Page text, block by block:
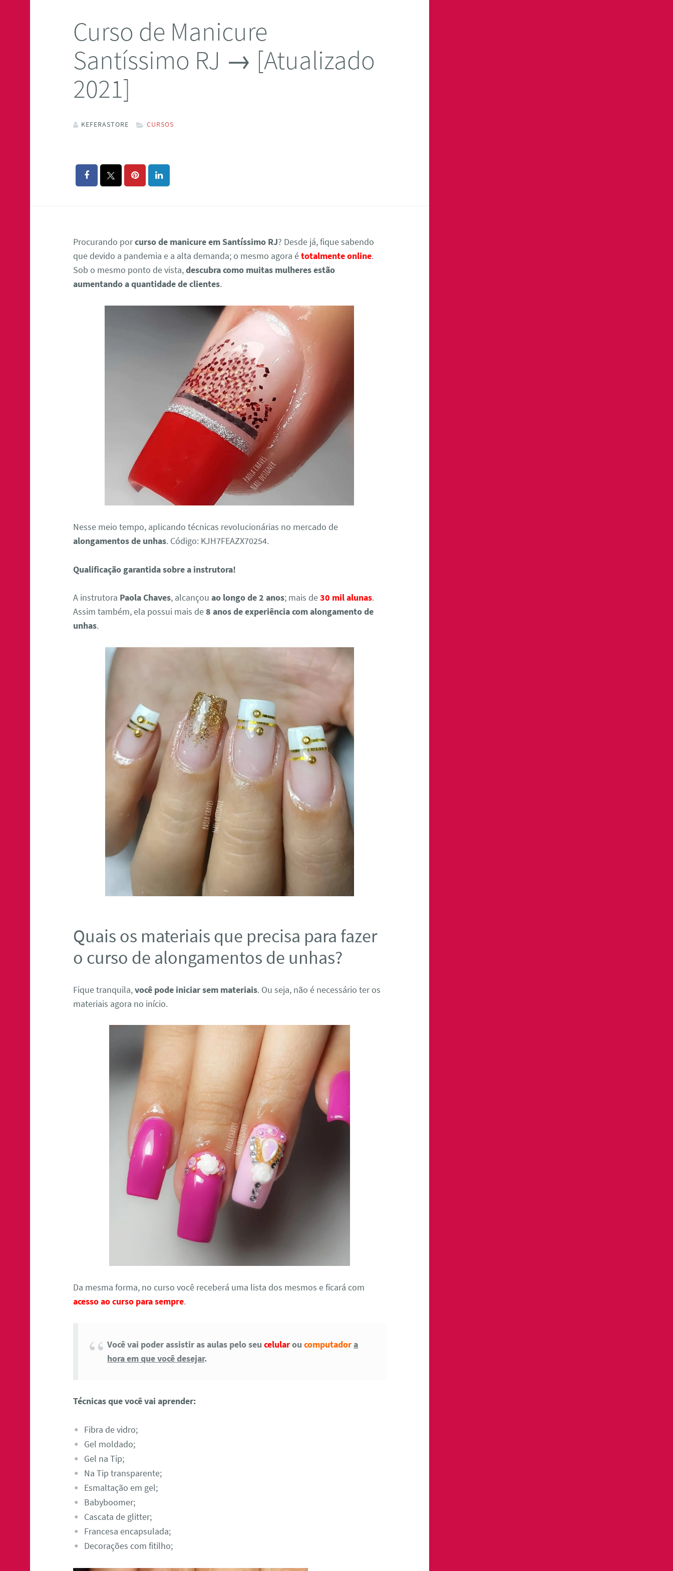
Curso de Manicure
Santíssimo RJ → [Atualizado
2021]
KEFERASTORE CURSOS
Procurando porcurso de manicure em Santíssimo RJ? Desde já, fique sabendo
que devido a pandemia e a alta demanda; o mesmo agora étotalmente online.
Sob o mesmo ponto de vista,descubra como muitas mulheres estão
aumentando a quantidade de clientes.
Nesse meio tempo, aplicando técnicas revolucionárias no mercado de
alongamentos de unhas. Código: KJH7FEAZX70254.
Qualificação garantida sobre a instrutora!
A instrutora Paola Chaves, alcançouao longo de 2 anos; mais de30 mil alunas.
Assim também, ela possui mais de8 anos de experiência com alongamento de
unhas.
Quais os materiais que precisa para fazer
o curso de alongamentos de unhas?
Fique tranquila,você pode iniciar sem materiais. Ou seja, não é necessário ter os
materiais agora no início.
Da mesma forma, no curso você receberá uma lista dos mesmos e ficará com
acesso ao curso para sempre.
Você vai poder assistir as aulas pelo seu celularou computadora
hora em que você desejar.
Técnicas que você vai aprender:
Fibra de vidro;
Gel moldado;
Gel na Tip;
Na Tip transparente;
Esmaltação em gel;
Babyboomer;
Cascata de glitter;
Francesa encapsulada;
Decorações com fitilho;